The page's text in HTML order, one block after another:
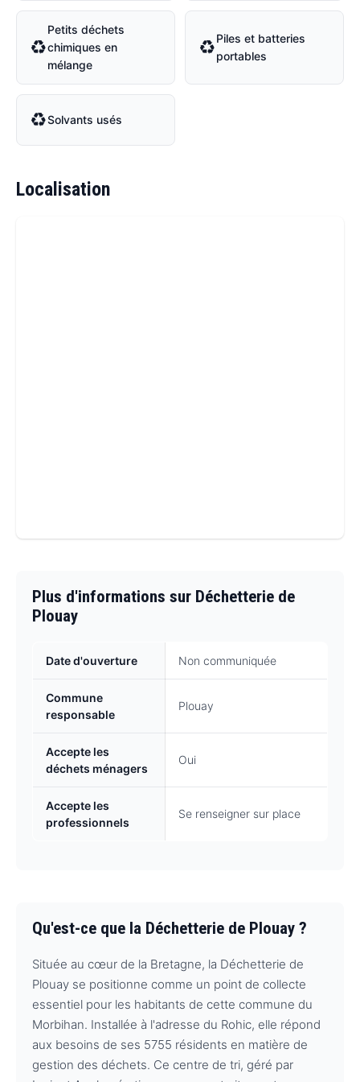
♻
Petits déchets
chimiques en
mélange
♻Piles et batteries
portables
♻Solvants usés
Localisation
Plus d'informations sur Déchetterie de
Plouay
Date d'ouverture Non communiquée
Commune
responsable
Plouay
Accepte les
déchets ménagers
Oui
Accepte les
professionnels
Se renseigner sur place
Qu'est-ce que la Déchetterie de Plouay ?
Située au cœur de la Bretagne, la Déchetterie de
Plouay se positionne comme un point de collecte
essentiel pour les habitants de cette commune du
Morbihan. Installée à l'adresse du Rohic, elle répond
aux besoins de ses 5755 résidents en matière de
gestion des déchets. Ce centre de tri, géré par